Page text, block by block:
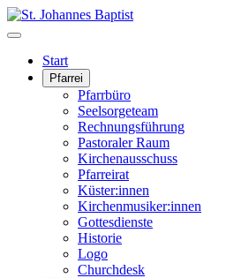
Start
Pfarrei
Pfarrbüro
Seelsorgeteam
Rechnungsführung
Pastoraler Raum
Kirchenausschuss
Pfarreirat
Küster:innen
Kirchenmusiker:innen
Gottesdienste
Historie
Logo
Churchdesk